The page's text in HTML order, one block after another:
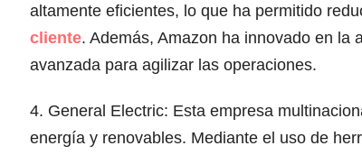
altamente eficientes, lo que ha permitido
cliente. Además, Amazon ha innovado en la
avanzada para agilizar las operaciones.
4. General Electric: Esta empresa
energía y renovables. Mediante el uso de